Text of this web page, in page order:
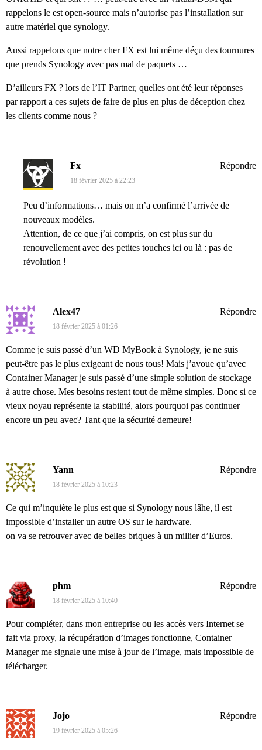
rappelons le est open-source mais n’autorise pas l’installation sur
autre matériel que synology.
Aussi rappelons que notre cher FX est lui même déçu des tournures
que prends Synology avec pas mal de paquets …
D’ailleurs FX ? lors de l’IT Partner, quelles ont été leur réponses
par rapport a ces sujets de faire de plus en plus de déception chez
les clients comme nous ?
Fx
18 février 2025 à 22:23
Peu d’informations… mais on m’a confirmé l’arrivée de
nouveaux modèles.
Attention, de ce que j’ai compris, on est plus sur du
renouvellement avec des petites touches ici ou là : pas de
révolution !
Répondre
Alex47
18 février 2025 à 01:26
Comme je suis passé d’un WD MyBook à Synology, je ne suis
peut-être pas le plus exigeant de nous tous! Mais j’avoue qu’avec
Container Manager je suis passé d’une simple solution de stockage
à autre chose. Mes besoins restent tout de même simples. Donc si ce
vieux noyau représente la stabilité, alors pourquoi pas continuer
encore un peu avec? Tant que la sécurité demeure!
Répondre
Yann
18 février 2025 à 10:23
Ce qui m’inquiète le plus est que si Synology nous lâhe, il est
impossible d’installer un autre OS sur le hardware.
on va se retrouver avec de belles briques à un millier d’Euros.
Répondre
phm
18 février 2025 à 10:40
Pour compléter, dans mon entreprise ou les accès vers Internet se
fait via proxy, la récupération d’images fonctionne, Container
Manager me signale une mise à jour de l’image, mais impossible de
télécharger.
Répondre
Jojo
19 février 2025 à 05:26
Répondre